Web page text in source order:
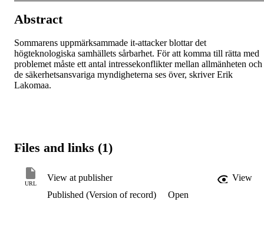
Abstract
Sommarens uppmärksammade it-attacker blottar det
högteknologiska samhällets sårbarhet. För att komma till rätta med
problemet måste ett antal intressekonflikter mellan allmänheten och
de säkerhetsansvariga myndigheterna ses över, skriver Erik
Lakomaa.
Files and links (1)
URL
View at publisher
View
Published (Version of record)
Open